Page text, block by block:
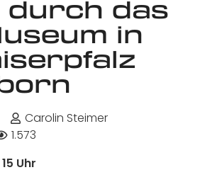
durch das
in
Carolin Steimer
1.573
Uhr